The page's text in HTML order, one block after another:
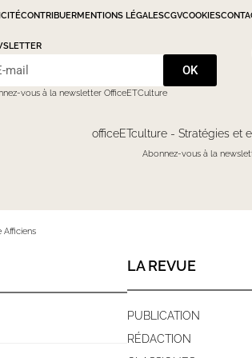
CONTRIBUERMENTIONS LÉGALESCGVCOOKIES
OK
vous à la newsletter OfficeETCulture
officeETculture - Stratégies et
Abonnez-vous à la
LA REVUE
PUBLICATION
RÉDACTION